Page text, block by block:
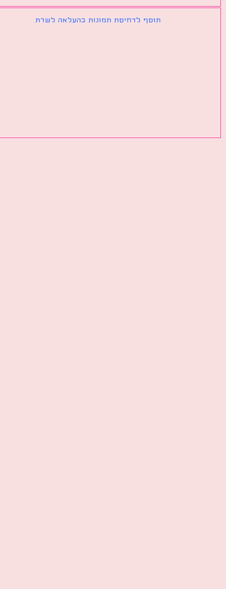
תוסף לדחיסת תמונות בהעלאה לשרת